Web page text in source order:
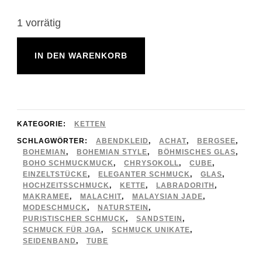
1 vorrätig
Kette
-
petrol
blau
gold
IN DEN WARENKORB
KATEGORIE: KETTEN
SCHLAGWÖRTER: ABENDKLEID, ACHAT, BERGSEE,
BOHEMIAN , BOHEMIAN STYLE, BÖHMISCHES GLAS,
BOHO SCHMUCKMUCK, CHRYSOKOLL, CUBE,
EINZELTSTÜCKE, ELEGANTER SCHMUCK, GLAS,
HOCHZEITSSCHMUCK, KETTE, LABRADORITH ,
MAKRAMEE, MALACHIT, MALAYSIAN JADE,
MODESCHMUCK, NATURSTEIN ,
PURISTISCHER SCHMUCK, SANDSTEIN ,
SCHMUCK FÜR JGA, SCHMUCK UNIKATE,
SEIDENBAND, TUBE